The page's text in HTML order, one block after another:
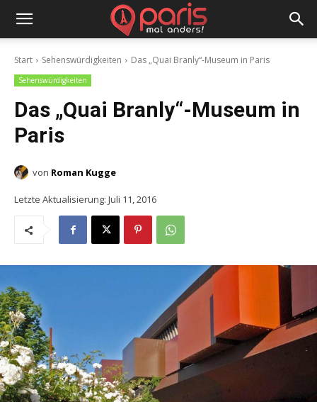
Start Sehenswürdigkeiten Das „Quai Branly“-Museum in Paris
Sehenswürdigkeiten
Das „Quai Branly“-Museum in
Paris
von Roman Kugge
Letzte Aktualisierung: Juli 11, 2016